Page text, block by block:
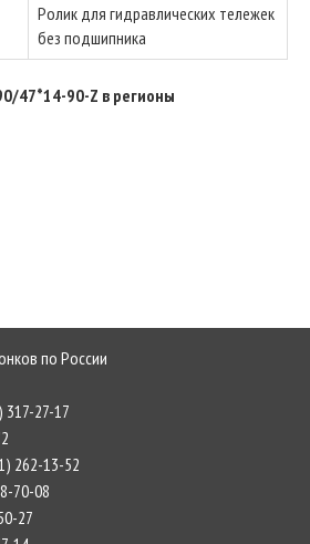
Ролик для гидравлических тележек
без подшипника
47*14-90-Z в регионы
по России
317-27-17
262-13-52
70-08
27